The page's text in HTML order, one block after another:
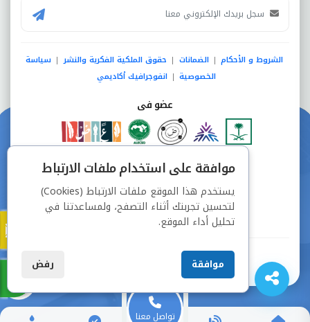
تواصل معنا
الشروط و الأحكام | الضمانات | حقوق الملكية الفكرية والنشر | سياسة
الخصوصية | انفوجرافيك أكاديمي
عضو فى
دفع آمن من خلال
جميع الحقوق محفوظة © شركة دراسة
موافقة على استخدام ملفات الارتباط
يستخدم هذا الموقع ملفات الارتباط (Cookies)
لتحسين تجربتك أثناء التصفح، ولمساعدتنا في
تحليل أداء الموقع.
موافقة رفض